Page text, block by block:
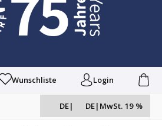
Wunschliste Login
DE| DE| MwSt. 19 %